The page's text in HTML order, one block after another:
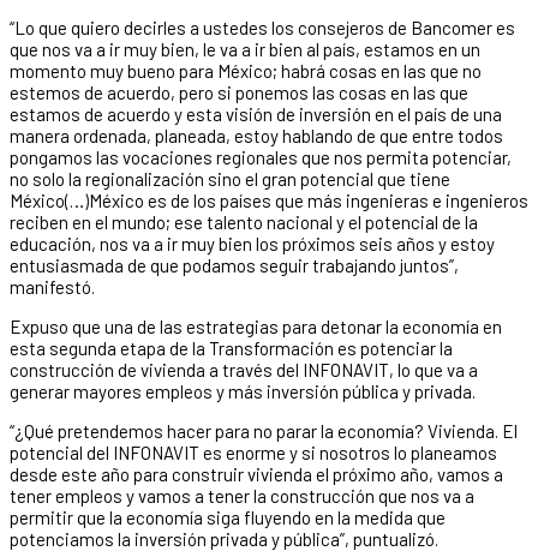
“Lo que quiero decirles a ustedes los consejeros de Bancomer es
que nos va a ir muy bien, le va a ir bien al país, estamos en un
momento muy bueno para México; habrá cosas en las que no
estemos de acuerdo, pero si ponemos las cosas en las que
estamos de acuerdo y esta visión de inversión en el país de una
manera ordenada, planeada, estoy hablando de que entre todos
pongamos las vocaciones regionales que nos permita potenciar,
no solo la regionalización sino el gran potencial que tiene
México(…)México es de los países que más ingenieras e ingenieros
reciben en el mundo; ese talento nacional y el potencial de la
educación, nos va a ir muy bien los próximos seis años y estoy
entusiasmada de que podamos seguir trabajando juntos”,
manifestó.
Expuso que una de las estrategias para detonar la economía en
esta segunda etapa de la Transformación es potenciar la
construcción de vivienda a través del INFONAVIT, lo que va a
generar mayores empleos y más inversión pública y privada.
“¿Qué pretendemos hacer para no parar la economía? Vivienda. El
potencial del INFONAVIT es enorme y si nosotros lo planeamos
desde este año para construir vivienda el próximo año, vamos a
tener empleos y vamos a tener la construcción que nos va a
permitir que la economía siga fluyendo en la medida que
potenciamos la inversión privada y pública”, puntualizó.